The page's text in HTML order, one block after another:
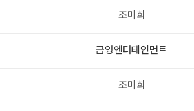
조미희
금영엔터테인먼트
조미희